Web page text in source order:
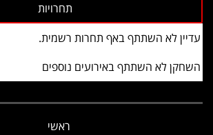
עדיין לא השתתף באף תחרות רשמית.
השחקן לא השתתף באירועים נוספים
ראשי